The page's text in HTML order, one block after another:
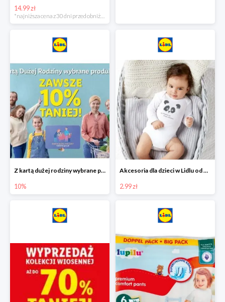
14.99 zł
Z kartą dużej rodziny wybrane produkty w Lidlu -10%
10%
Akcesoria dla dzieci w Lidlu od 2,99 zł
2.99 zł